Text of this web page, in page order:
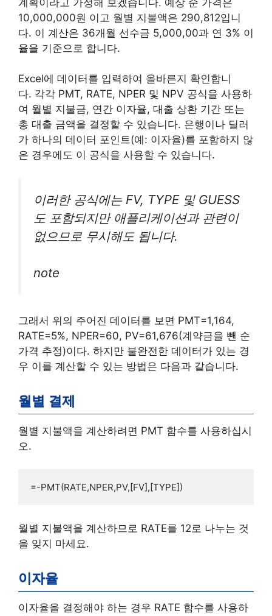
10,000,000원 이고 월별 지불액은 290,812입니
다. 이 계산은 36개월 선수금 5,000,00과 연 3% 이
율을 기준으로 합니다.
Excel에 데이터를 입력하여 올바른지 확인합니
다. 각각 PMT, RATE, NPER 및 NPV 공식을 사용하
여 월별 지불금, 연간 이자율, 대출 상환 기간 또는
총 대출 금액을 결정할 수 있습니다. 은행이나 딜러
가 하나의 데이터 포인트(예: 이자율)를 포함하지 않
은 경우에도 이 공식을 사용할 수 있습니다.
이러한 공식에는 FV, TYPE 및 GUESS
도 포함되지만 애플리케이션과 관련이
없으므로 무시해도 됩니다.
note
그래서 위의 주어진 데이터를 보면 PMT=1,164,
RATE=5%, NPER=60, PV=61,676(계약금을 뺀 순
가격 추정)이다. 하지만 불완전한 데이터가 있는 경
우 이를 계산할 수 있는 방법은 다음과 같습니다.
월별 결제
월별 지불액을 계산하려면 PMT 함수를 사용하십시
오.
=-PMT(RATE,NPER,PV,[FV],[TYPE])
월별 지불액을 계산하므로 RATE를 12로 나누는 것
을 잊지 마세요.
이자율
이자율을 결정해야 하는 경우 RATE 함수를 사용하